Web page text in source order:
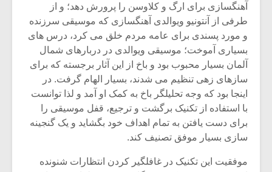
آهنگسازى براى ارگ و کلاوسن را پرورش دهد؛ و از
طرفى از آنتونیو ویوالدى آهنگسازى که موسیقى سرزنده
و مورد پسندى براى عامه مردم خلق مى کرد، درس هاى
بسیارى آموخت؛ موسیقى ویوالدى در دربارهاى شمال
آلمان بسیار محبوب بود و باخ از این آثار برجسته که براى
سازهاى زهى تنظیم مى شدند، بسیار الهام گرفت. در
اینجا بود که وجه تحلیلگر باخ به کمک او آمد و لذا توانست
با استفاده از تکنیک برگشت و ترجیع، قفل موسیقى را
براى دست یافتن به تمام اهداف خود بگشاید و یک گنجینه
سازى بسیار موفق تصنیف کند.
موفقیت این تکنیک در غافلگیر کردن انتظارات شنونده